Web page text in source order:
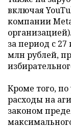
включая
компании
за период с
млн рублей,
Кроме того,
расходы на
законом